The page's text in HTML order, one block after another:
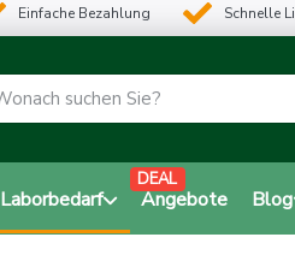
Einfache Bezahlung Schnelle
Laborbedarf Angebote
DEAL
Blog